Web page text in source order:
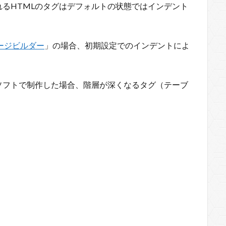
HTMLのタグはデフォルトの状態ではインデント
ジビルダー 」の場合、初期設定でのインデントによ
トで制作した場合、階層が深くなるタグ（テーブ